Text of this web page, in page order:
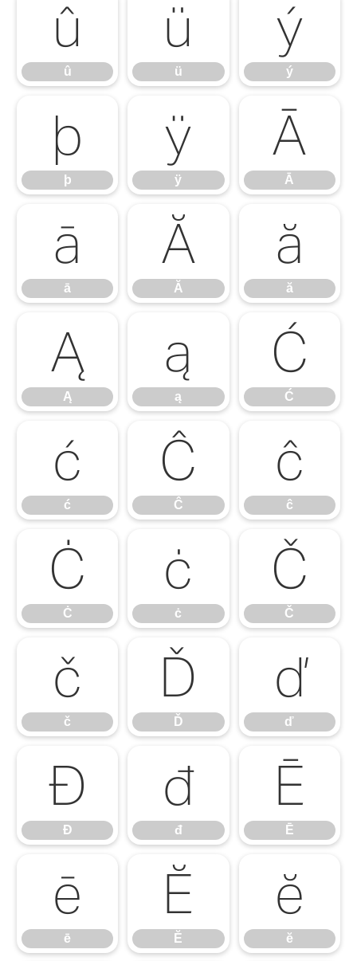
û
û
ü
ü
ý
ý
þ
þ
ÿ
ÿ
Ā
Ā
ā
ā
Ă
Ă
ă
ă
Ą
Ą
ą
ą
Ć
Ć
ć
ć
Ĉ
Ĉ
ĉ
ĉ
Ċ
Ċ
ċ
ċ
Č
Č
č
č
Ď
Ď
ď
ď
Đ
Đ
đ
đ
Ē
Ē
ē
ē
Ĕ
Ĕ
ĕ
ĕ